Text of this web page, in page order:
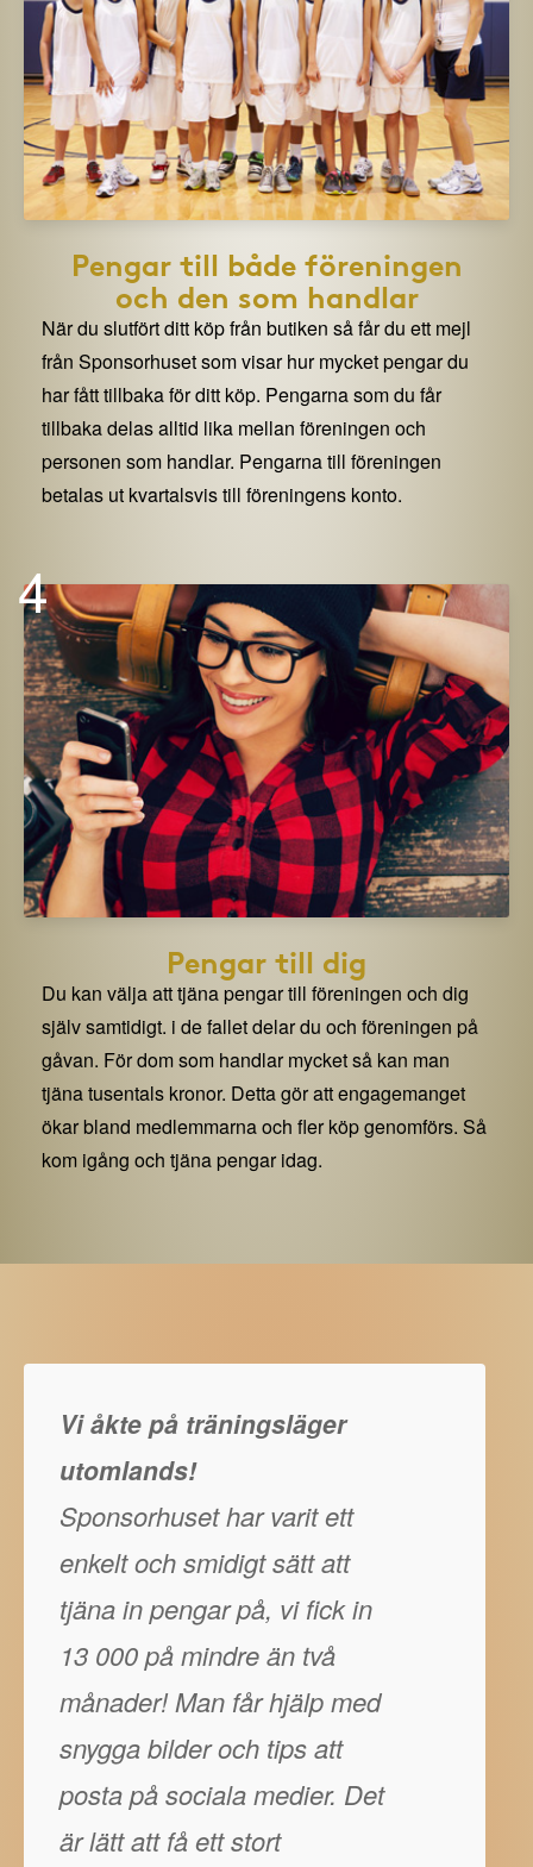
Pengar till både föreningen
och den som handlar
När du slutfört ditt köp från butiken så får du ett mejl
från Sponsorhuset som visar hur mycket pengar du
har fått tillbaka för ditt köp. Pengarna som du får
tillbaka delas alltid lika mellan föreningen och
personen som handlar. Pengarna till föreningen
betalas ut kvartalsvis till föreningens konto.
4
Pengar till dig
Du kan välja att tjäna pengar till föreningen och dig
själv samtidigt. i de fallet delar du och föreningen på
gåvan. För dom som handlar mycket så kan man
tjäna tusentals kronor. Detta gör att engagemanget
ökar bland medlemmarna och fler köp genomförs. Så
kom igång och tjäna pengar idag.
Vi åkte på träningsläger
utomlands!
Sponsorhuset har varit ett
enkelt och smidigt sätt att
tjäna in pengar på, vi fick in
13 000 på mindre än två
månader! Man får hjälp med
snygga bilder och tips att
posta på sociala medier. Det
är lätt att få ett stort